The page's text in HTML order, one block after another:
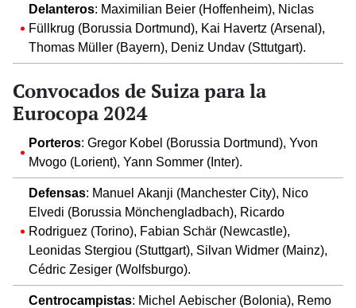
Delanteros: Maximilian Beier (Hoffenheim), Niclas
Füllkrug (Borussia Dortmund), Kai Havertz (Arsenal),
Thomas Müller (Bayern), Deniz Undav (Sttutgart).
Convocados de Suiza para la
Eurocopa 2024
Porteros: Gregor Kobel (Borussia Dortmund), Yvon
Mvogo (Lorient), Yann Sommer (Inter).
Defensas: Manuel Akanji (Manchester City), Nico
Elvedi (Borussia Mönchengladbach), Ricardo
Rodriguez (Torino), Fabian Schär (Newcastle),
Leonidas Stergiou (Stuttgart), Silvan Widmer (Mainz),
Cédric Zesiger (Wolfsburgo).
Centrocampistas: Michel Aebischer (Bolonia), Remo